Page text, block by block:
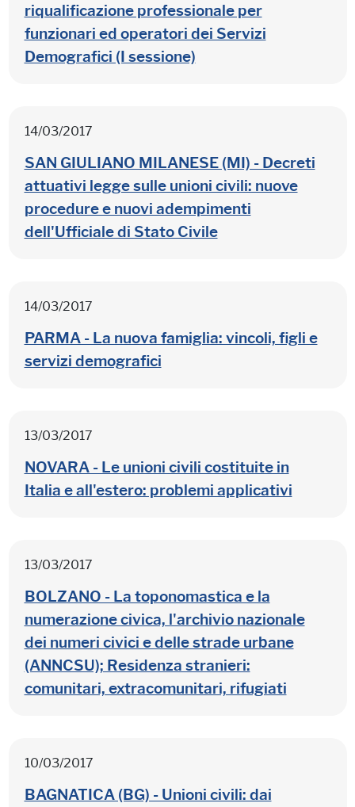
riqualificazione professionale per
funzionari ed operatori dei Servizi
Demografici (I sessione)
14/03/2017
SAN GIULIANO MILANESE (MI) - Decreti
attuativi legge sulle unioni civili: nuove
procedure e nuovi adempimenti
dell'Ufficiale di Stato Civile
14/03/2017
PARMA - La nuova famiglia: vincoli, figli e
servizi demografici
13/03/2017
NOVARA - Le unioni civili costituite in
Italia e all'estero: problemi applicativi
13/03/2017
BOLZANO - La toponomastica e la
numerazione civica, l'archivio nazionale
dei numeri civici e delle strade urbane
(ANNCSU); Residenza stranieri:
comunitari, extracomunitari, rifugiati
10/03/2017
BAGNATICA (BG) - Unioni civili: dai